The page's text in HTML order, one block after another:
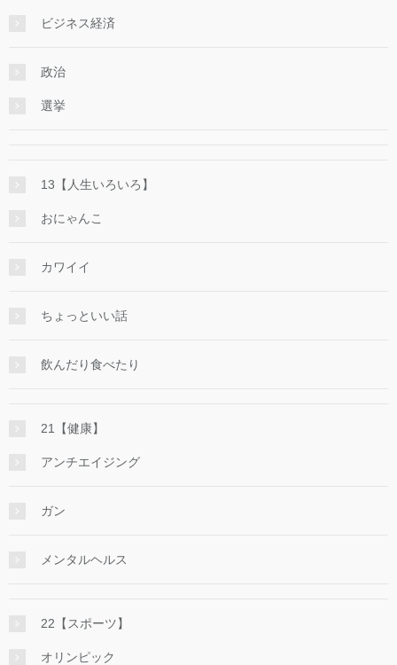
ビジネス経済
政治
選挙
13【人生いろいろ】
おにゃんこ
カワイイ
ちょっといい話
飲んだり食べたり
21【健康】
アンチエイジング
ガン
メンタルヘルス
22【スポーツ】
オリンピック